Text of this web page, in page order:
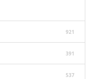
921
391
537